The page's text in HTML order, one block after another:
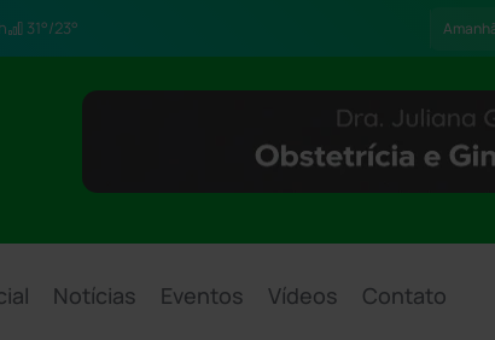
31°/23°
Notícias Eventos Vídeos Contato